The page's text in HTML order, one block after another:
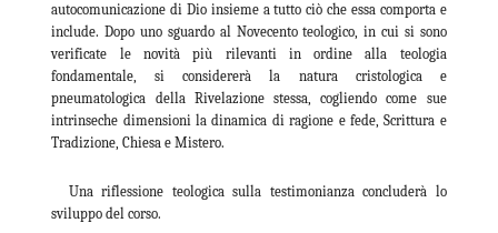
autocomunicazione di Dio insieme a tutto ciò che essa comporta e
include. Dopo uno sguardo al Novecento teologico, in cui si sono
verificate le novità più rilevanti in ordine alla teologia
fondamentale, si considererà la natura cristologica e
pneumatologica della Rivelazione stessa, cogliendo come sue
intrinseche dimensioni la dinamica di ragione e fede, Scrittura e
Tradizione, Chiesa e Mistero.
Una riflessione teologica sulla testimonianza concluderà lo
sviluppo del corso.